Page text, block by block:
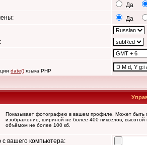
Да
Да
date() языка PHP
Показывает фотографию в вашем профиле. Может быть
изображение, шириной не более 400 пикселов, высотой
объёмом не более 100 кб.
вашего компьютера: